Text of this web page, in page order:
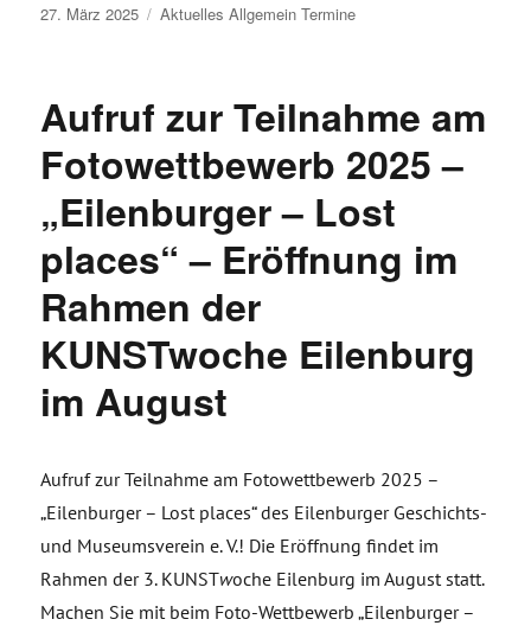
Veröffentlicht
27. März 2025 Aktuelles Allgemein Termine
Aufruf zur Teilnahme am
Fotowettbewerb 2025 –
„Eilenburger – Lost
places“ – Eröffnung im
Rahmen der
KUNSTwoche Eilenburg
im August
Aufruf zur Teilnahme am Fotowettbewerb 2025 –
„Eilenburger – Lost places“ des Eilenburger Geschichts-
und Museumsverein e. V.! Die Eröffnung findet im
Rahmen der 3. KUNSTwoche Eilenburg im August statt.
Machen Sie mit beim Foto-Wettbewerb „Eilenburger –